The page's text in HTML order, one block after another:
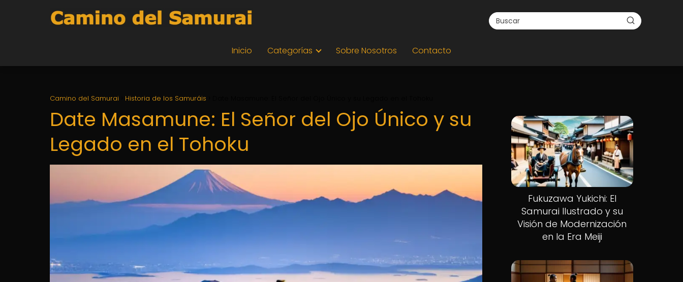
Inicio Categorías Sobre Nosotros Contacto
Camino del Samurai Historia de los Samuráis
Date Masamune: El Señor del Ojo Único y su
Legado en el Tohoku
Fukuzawa Yukichi: El
Samurai Ilustrado y su
Visión de Modernización
en la Era Meiji